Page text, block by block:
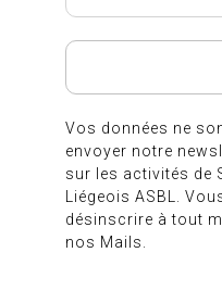
Vos données ne
envoyer notre
sur les activités de
Liégeois ASBL.
désinscrire à tout
nos Mails.